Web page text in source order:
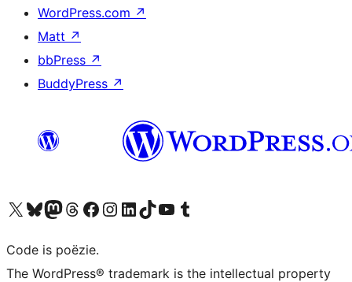
WordPress.com ↗
Matt ↗
bbPress ↗
BuddyPress ↗
Bezoek ons X (voorheen Twitter) account
Bezoek ons Bluesky account
Bezoek ons Mastodon account
Bezoek ons Threads account
Onze Facebook pagina bezoeken
Bezoek ons Instagram account
Bezoek ons LinkedIn account
Bezoek ons TikTok account
Bezoek ons YouTube kanaalBezoek ons Tumblr account
Code is poëzie.
The WordPress® trademark is the intellectual property